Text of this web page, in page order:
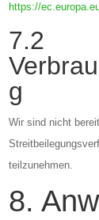
https://
7.2
g
Wir sind nicht
teilzunehmen.
8.